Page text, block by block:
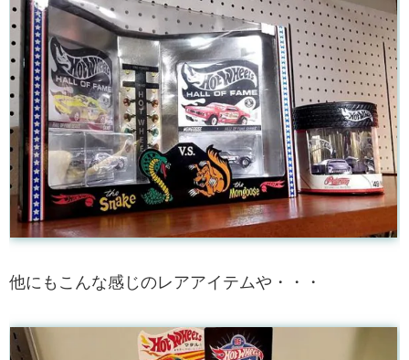
他にもこんな感じのレアアイテムや・・・